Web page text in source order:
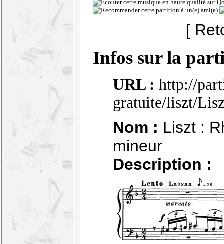
[
Infos sur la
URL : http://
gratuite/liszt/
Nom : Liszt :
mineur
Description :